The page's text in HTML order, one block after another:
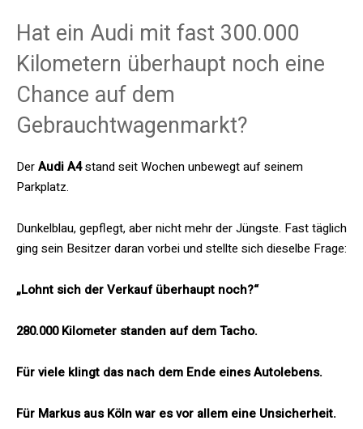
Hat ein Audi mit fast 300.000
Kilometern überhaupt noch eine
Chance auf dem
Gebrauchtwagenmarkt?
DerAudi A4stand seit Wochen unbewegt auf seinem
Parkplatz.
Dunkelblau, gepflegt, aber nicht mehr der Jüngste. Fast täglich
ging sein Besitzer daran vorbei und stellte sich dieselbe Frage:
„Lohnt sich der Verkauf überhaupt noch?“
280.000 Kilometer standen auf dem Tacho.
Für viele klingt das nach dem Ende eines Autolebens.
Für Markus aus Köln war es vor allem eine Unsicherheit.